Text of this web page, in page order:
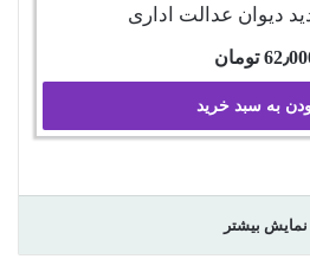
دیوان عدالت اداری
تومان
به سبد خرید
نمایش بیشتر